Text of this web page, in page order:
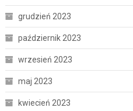
grudzień 2023
październik 2023
wrzesień 2023
maj 2023
kwiecień 2023